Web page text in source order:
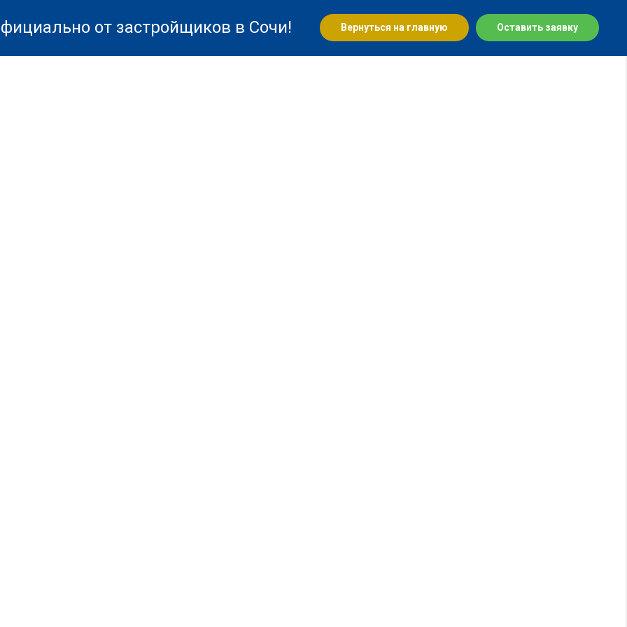
от застройщиков в Сочи! Вернуться на главную Оставить заявку